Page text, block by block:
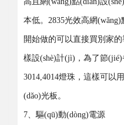
本低。2835光效高網
開始做的可以直接買別家的
樣設(shè)計(jì)，為了節
3014,4014燈珠，這樣可
(dǎo)光板。
7、驅(qū)動(dòng)電源